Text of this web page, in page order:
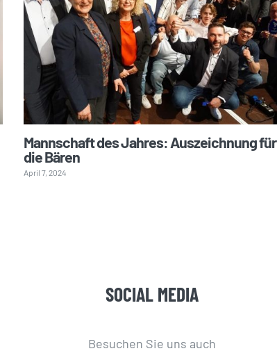
Mannschaft des Jahres: Auszeichnung für
die Bären
April 7, 2024
SOCIAL MEDIA
Besuchen Sie uns auch